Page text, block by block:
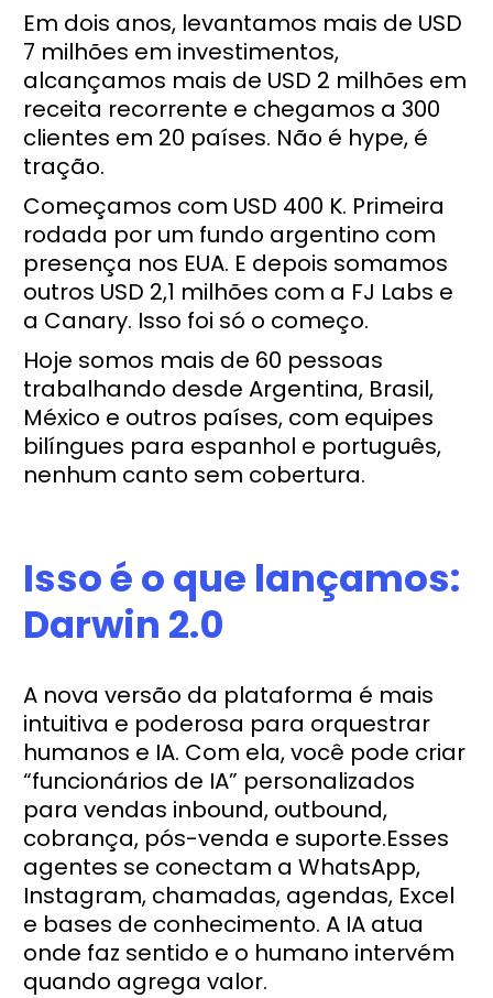
Em dois anos, levantamos mais de USD
7 milhões em investimentos,
alcançamos mais de USD 2 milhões em
receita recorrente e chegamos a 300
clientes em 20 países. Não é hype, é
tração.
Começamos com USD 400 K. Primeira
rodada por um fundo argentino com
presença nos EUA. E depois somamos
outros USD 2,1 milhões com a FJ Labs e
a Canary. Isso foi só o começo.
Hoje somos mais de 60 pessoas
trabalhando desde Argentina, Brasil,
México e outros países, com equipes
bilíngues para espanhol e português,
nenhum canto sem cobertura.
Isso é o que lançamos:
Darwin 2.0
A nova versão da plataforma é mais
intuitiva e poderosa para orquestrar
humanos e IA. Com ela, você pode criar
“funcionários de IA” personalizados
para vendas inbound, outbound,
cobrança, pós-venda e suporte.Esses
agentes se conectam a WhatsApp,
Instagram, chamadas, agendas, Excel
e bases de conhecimento. A IA atua
onde faz sentido e o humano intervém
quando agrega valor.